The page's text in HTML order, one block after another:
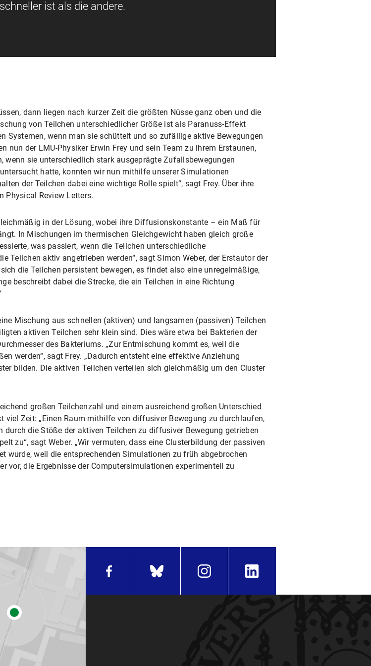
ist als die andere.
dann liegen nach kurzer Zeit die größten Nüsse ganz oben und die
von Teilchen unterschiedlicher Größe ist als Paranuss-Effekt
Systemen, wenn man sie schüttelt und so zufällige aktive Bewegungen
nun der LMU-Physiker Erwin Frey und sein Team zu ihrem Erstaunen,
sie unterschiedlich stark ausgeprägte Zufallsbewegungen
hatte, konnten wir nun mithilfe unserer Simulationen
der Teilchen dabei eine wichtige Rolle spielt“, sagt Frey. Über ihre
Physical Review Letters.
in der Lösung, wobei ihre Diffusionskonstante – ein Maß für
In Mischungen im thermischen Gleichgewicht haben gleich große
was passiert, wenn die Teilchen unterschiedliche
aktiv angetrieben werden“, sagt Simon Weber, der Erstautor der
die Teilchen persistent bewegen, es findet also eine unregelmäßige,
beschreibt dabei die Strecke, die ein Teilchen in eine Richtung
Mischung aus schnellen (aktiven) und langsamen (passiven) Teilchen
aktiven Teilchen sehr klein sind. Dies wäre etwa bei Bakterien der
des Bakteriums. „Zur Entmischung kommt es, weil die
werden“, sagt Frey. „Dadurch entsteht eine effektive Anziehung
bilden. Die aktiven Teilchen verteilen sich gleichmäßig um den Cluster
großen Teilchenzahl und einem ausreichend großen Unterschied
Zeit: „Einen Raum mithilfe von diffusiver Bewegung zu durchlaufen,
die Stöße der aktiven Teilchen zu diffusiver Bewegung getrieben
zu“, sagt Weber. „Wir vermuten, dass eine Clusterbildung der passiven
wurde, weil die entsprechenden Simulationen zu früh abgebrochen
vor, die Ergebnisse der Computersimulationen experimentell zu